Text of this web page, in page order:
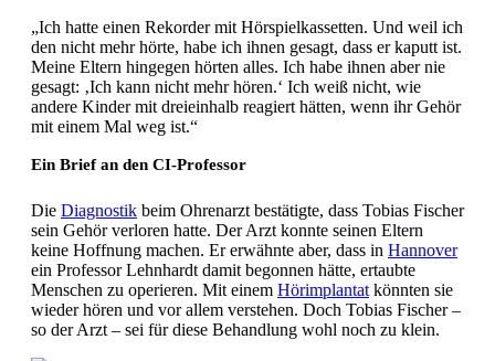
„Ich hatte einen Rekorder mit Hörspielkassetten. Und weil ich
den nicht mehr hörte, habe ich ihnen gesagt, dass er kaputt ist.
Meine Eltern hingegen hörten alles. Ich habe ihnen aber nie
gesagt: ‚Ich kann nicht mehr hören.‘ Ich weiß nicht, wie
andere Kinder mit dreieinhalb reagiert hätten, wenn ihr Gehör
mit einem Mal weg ist.“
Ein Brief an den CI-Professor
Die Diagnostik beim Ohrenarzt bestätigte, dass Tobias Fischer
sein Gehör verloren hatte. Der Arzt konnte seinen Eltern
keine Hoffnung machen. Er erwähnte aber, dass in Hannover
ein Professor Lehnhardt damit begonnen hätte, ertaubte
Menschen zu operieren. Mit einem Hörimplantat könnten sie
wieder hören und vor allem verstehen. Doch Tobias Fischer –
so der Arzt – sei für diese Behandlung wohl noch zu klein.